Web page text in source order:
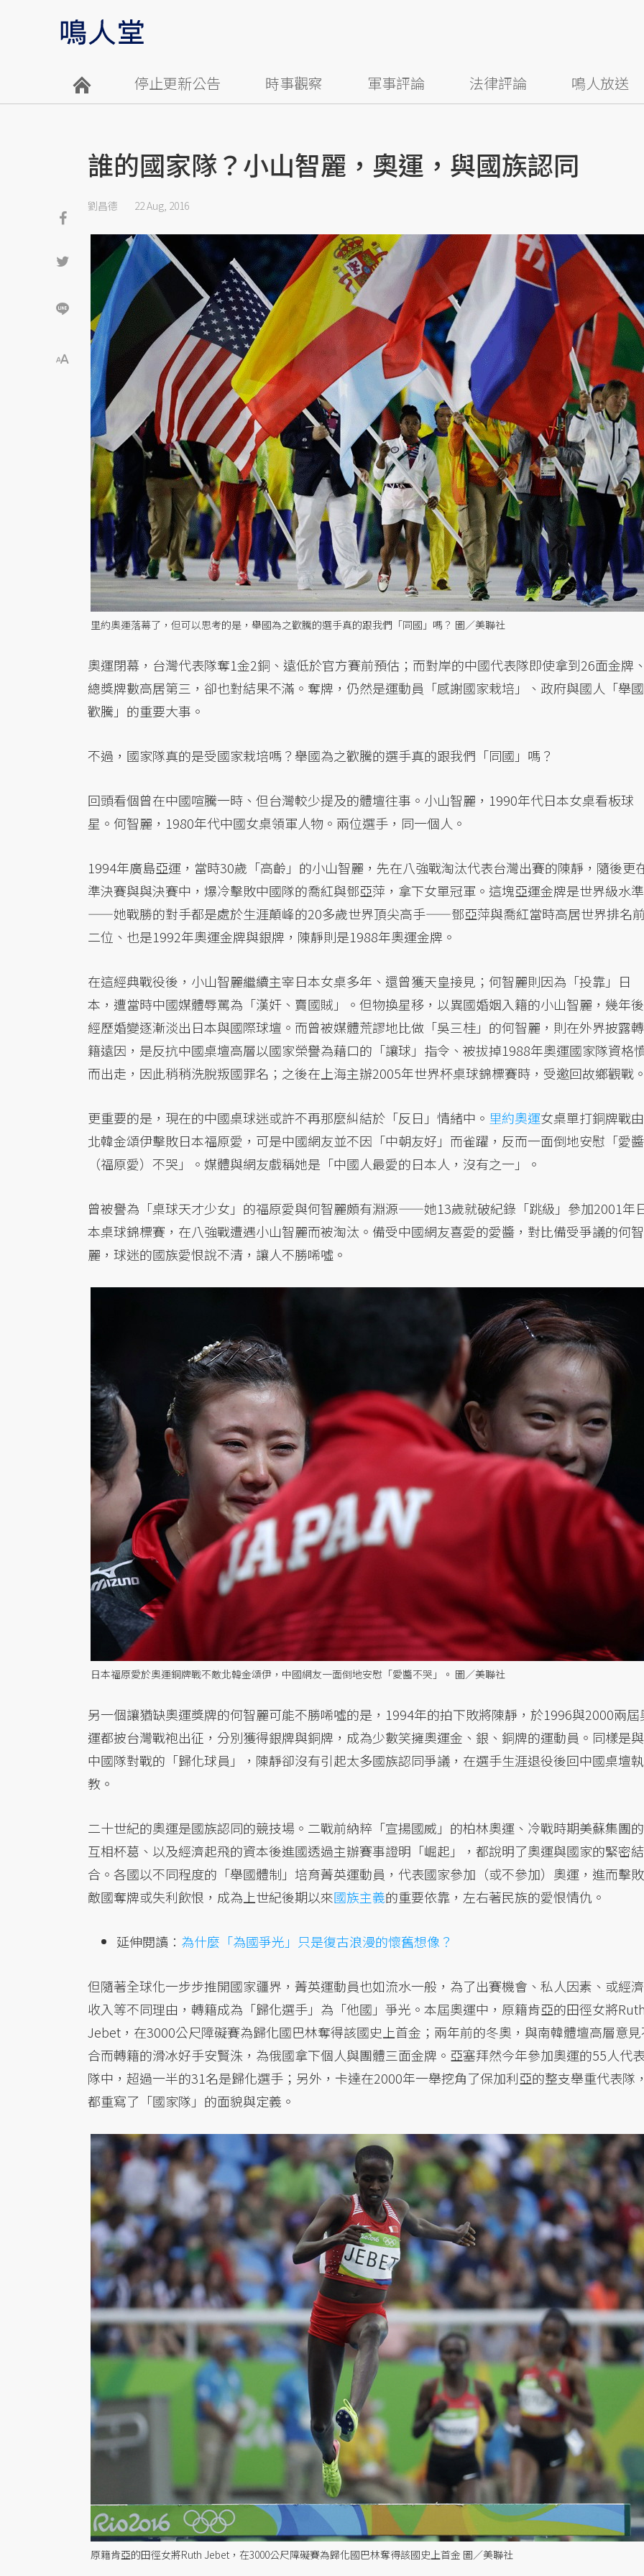
停止更新公告 時事觀察 軍事評論 法律評論 鳴人放送
誰的國家隊？小山智麗，奧運，與國族認同
劉昌德 22 Aug, 2016
里約奧運落幕了，但可以思考的是，舉國為之歡騰的選手真的跟我們「同國」嗎？ 圖／美聯社
奧運閉幕，台灣代表隊奪1金2銅、遠低於官方賽前預估；而對岸的中國代表隊即使拿到26面金牌
總獎牌數高居第三，卻也對結果不滿。奪牌，仍然是運動員「感謝國家栽培」、政府與國人「舉國
歡騰」的重要大事。
不過，國家隊真的是受國家栽培嗎？舉國為之歡騰的選手真的跟我們「同國」嗎？
回頭看個曾在中國喧騰一時、但台灣較少提及的體壇往事。小山智麗，1990年代日本女桌看板球
星。何智麗，1980年代中國女桌領軍人物。兩位選手，同一個人。
1994年廣島亞運，當時30歲「高齡」的小山智麗，先在八強戰淘汰代表台灣出賽的陳靜，隨後更
準決賽與與決賽中，爆冷擊敗中國隊的喬紅與鄧亞萍，拿下女單冠軍。這塊亞運金牌是世界級水準
——她戰勝的對手都是處於生涯顛峰的20多歲世界頂尖高手——鄧亞萍與喬紅當時高居世界排名
二位、也是1992年奧運金牌與銀牌，陳靜則是1988年奧運金牌。
在這經典戰役後，小山智麗繼續主宰日本女桌多年、還曾獲天皇接見；何智麗則因為「投靠」日
本，遭當時中國媒體辱罵為「漢奸、賣國賊」。但物換星移，以異國婚姻入籍的小山智麗，幾年後
經歷婚變逐漸淡出日本與國際球壇。而曾被媒體荒謬地比做「吳三桂」的何智麗，則在外界披露轉
籍遠因，是反抗中國桌壇高層以國家榮譽為藉口的「讓球」指令、被拔掉1988年奧運國家隊資格
而出走，因此稍稍洗脫叛國罪名；之後在上海主辦2005年世界杯桌球錦標賽時，受邀回故鄉觀戰
更重要的是，現在的中國桌球迷或許不再那麼糾結於「反日」情緒中。 里約奧運女桌單打銅牌戰由
北韓金頌伊擊敗日本福原愛，可是中國網友並不因「中朝友好」而雀躍，反而一面倒地安慰「愛醬
（福原愛）不哭」。媒體與網友戲稱她是「中國人最愛的日本人，沒有之一」。
曾被譽為「桌球天才少女」的福原愛與何智麗頗有淵源——她13歲就破紀錄「跳級」參加2001年
本桌球錦標賽，在八強戰遭遇小山智麗而被淘汰。備受中國網友喜愛的愛醬，對比備受爭議的何智
麗，球迷的國族愛恨說不清，讓人不勝唏噓。
日本福原愛於奧運銅牌戰不敵北韓金頌伊，中國網友一面倒地安慰「愛醬不哭」。 圖／美聯社
另一個讓猶缺奧運獎牌的何智麗可能不勝唏噓的是，1994年的拍下敗將陳靜，於1996與2000兩屆
運都披台灣戰袍出征，分別獲得銀牌與銅牌，成為少數笑擁奧運金、銀、銅牌的運動員。同樣是與
中國隊對戰的「歸化球員」，陳靜卻沒有引起太多國族認同爭議，在選手生涯退役後回中國桌壇執
教。
二十世紀的奧運是國族認同的競技場。二戰前納粹「宣揚國威」的柏林奧運、冷戰時期美蘇集團的
互相杯葛、以及經濟起飛的資本後進國透過主辦賽事證明「崛起」，都說明了奧運與國家的緊密結
合。各國以不同程度的「舉國體制」培育菁英運動員，代表國家參加（或不參加）奧運，進而擊敗
敵國奪牌或失利飲恨，成為上世紀後期以來國族主義的重要依靠，左右著民族的愛恨情仇。
延伸閱讀： 為什麼「為國爭光」只是復古浪漫的懷舊想像？
但隨著全球化一步步推開國家疆界，菁英運動員也如流水一般，為了出賽機會、私人因素、或經濟
收入等不同理由，轉籍成為「歸化選手」為「他國」爭光。本屆奧運中，原籍肯亞的田徑女將
Jebet，在3000公尺障礙賽為歸化國巴林奪得該國史上首金；兩年前的冬奧，與南韓體壇高層意
合而轉籍的滑冰好手安賢洙，為俄國拿下個人與團體三面金牌。亞塞拜然今年參加奧運的55人代
隊中，超過一半的31名是歸化選手；另外，卡達在2000年一舉挖角了保加利亞的整支舉重代表隊
都重寫了「國家隊」的面貌與定義。
原籍肯亞的田徑女將Ruth Jebet，在3000公尺障礙賽為歸化國巴林奪得該國史上首金 圖／美聯社